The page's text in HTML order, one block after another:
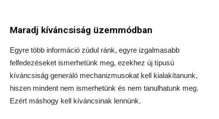
Maradj kíváncsiság üzemmódban
Egyre több információ zúdul ránk, egyre izgalmasabb
felfedezéseket ismerhetünk meg, ezekhez új típusú
kíváncsiság generáló mechanizmusokat kell kialakítanunk,
hiszen mindent nem ismerhetünk és nem tanulhatunk meg.
Ezért máshogy kell kíváncsinak lennünk.